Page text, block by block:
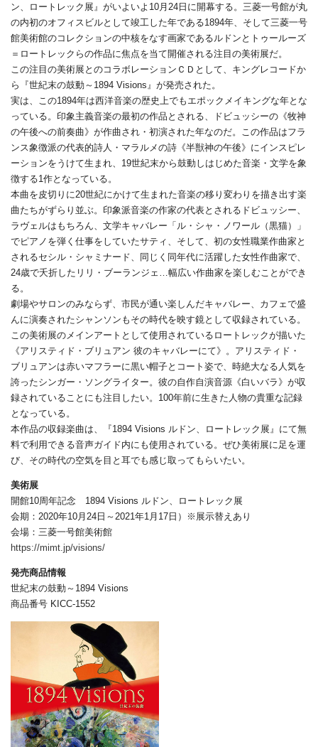
ン、ロートレック展』がいよいよ10月24日に開幕する。三菱一号館が丸
の内初のオフィスビルとして竣工した年である1894年、そして三菱一号
館美術館のコレクションの中核をなす画家であるルドンとトゥールーズ
＝ロートレックらの作品に焦点を当て開催される注目の美術展だ。
この注目の美術展とのコラボレーションＣＤとして、キングレコードか
ら『世紀末の鼓動～1894 Visions』が発売された。
実は、この1894年は西洋音楽の歴史上でもエポックメイキングな年とな
っている。印象主義音楽の最初の作品とされる、ドビュッシーの《牧神
の午後への前奏曲》が作曲され・初演された年なのだ。この作品はフラ
ンス象徴派の代表的詩人・マラルメの詩《半獣神の午後》にインスピレ
ーションをうけて生まれ、19世紀末から鼓動しはじめた音楽・文学を象
徴する1作となっている。
本曲を皮切りに20世紀にかけて生まれた音楽の移り変わりを描き出す楽
曲たちがずらり並ぶ。印象派音楽の作家の代表とされるドビュッシー、
ラヴェルはもちろん、文学キャバレー「ル・シャ・ノワール（黒猫）」
でピアノを弾く仕事をしていたサティ、そして、初の女性職業作曲家と
されるセシル・シャミナード、同じく同年代に活躍した女性作曲家で、
24歳で夭折したリリ・ブーランジェ…幅広い作曲家を楽しむことができ
る。
劇場やサロンのみならず、市民が通い楽しんだキャバレー、カフェで盛
んに演奏されたシャンソンもその時代を映す鏡として収録されている。
この美術展のメインアートとして使用されているロートレックが描いた
《アリスティド・ブリュアン 彼のキャバレーにて》。アリスティド・
ブリュアンは赤いマフラーに黒い帽子とコート姿で、時絶大なる人気を
誇ったシンガー・ソングライター。彼の自作自演音源《白いバラ》が収
録されていることにも注目したい。100年前に生きた人物の貴重な記録
となっている。
本作品の収録楽曲は、『1894 Visions ルドン、ロートレック展』にて無
料で利用できる音声ガイド内にも使用されている。ぜひ美術展に足を運
び、その時代の空気を目と耳でも感じ取ってもらいたい。
美術展
開館10周年記念 1894 Visions ルドン、ロートレック展
会期：2020年10月24日～2021年1月17日）※展示替えあり
会場：三菱一号館美術館
https://mimt.jp/visions/
発売商品情報
世紀末の鼓動～1894 Visions
商品番号 KICC-1552